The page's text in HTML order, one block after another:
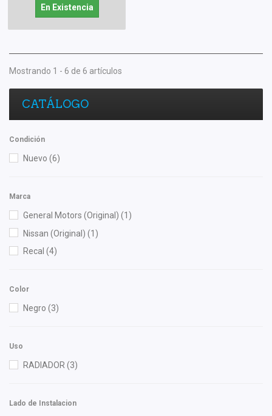
En Existencia
Mostrando 1 - 6 de 6 artículos
CATÁLOGO
Condición
Nuevo (6)
Marca
General Motors (Original) (1)
Nissan (Original) (1)
Recal (4)
Color
Negro (3)
Uso
RADIADOR (3)
Lado de Instalacion